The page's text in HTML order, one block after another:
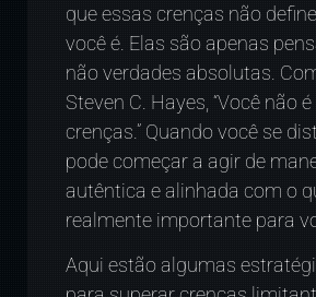
que essas crenças não
você é. Elas são apenas
não verdades absolutas.
Steven C. Hayes, “Você não
crenças.” Quando você se
pode começar a agir de
autêntica e alinhada com o
realmente importante para
Aqui estão algumas